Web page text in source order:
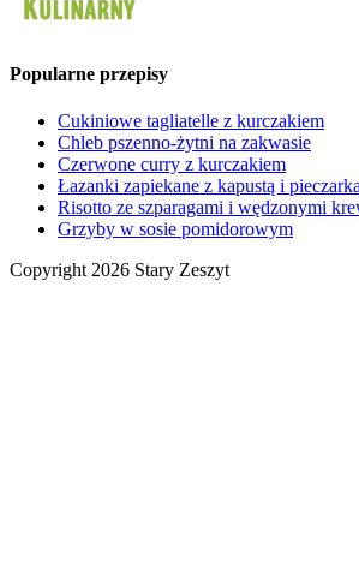
Popularne przepisy
Cukiniowe tagliatelle z kurczakiem
Chleb pszenno-żytni na zakwasie
Czerwone curry z kurczakiem
Łazanki zapiekane z kapustą i
Risotto ze szparagami i wędzonymi
Grzyby w sosie pomidorowym
Copyright 2026 Stary Zeszyt